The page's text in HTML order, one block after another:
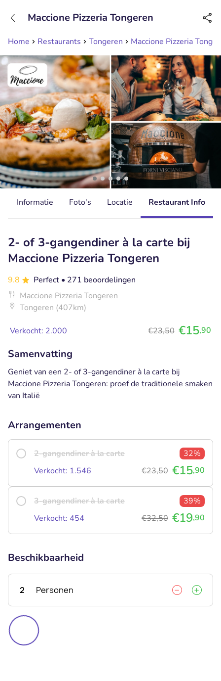
Bereikbaar tot 23:00 uur
Home Restaurants Tongeren Maccione Pizzeria
Maccione Pizzeria Tongeren
Informatie Foto's Locatie Restaurant Info
2- of 3-gangendiner à la carte bij
Maccione Pizzeria Tongeren
9.8 Perfect • 271 beoordelingen
Maccione Pizzeria Tongeren
Tongeren (407km)
Verkocht: 2.000 €23,50 €15,90
Samenvatting
Geniet van een 2- of 3-gangendiner à la carte bij
Maccione Pizzeria Tongeren: proef de traditionele smaken
van Italië
Arrangementen
2-gangendiner à la carte
32%
Verkocht: 1.546
€23,50 €15,90
3-gangendiner à la carte
39%
Verkocht: 454
€32,50 €19,90
Beschikbaarheid
2 Personen